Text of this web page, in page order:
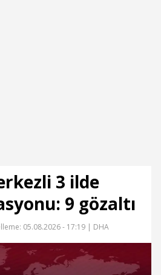
3 ilde
9 gözaltı
05.08.2026 - 17:19 | DHA